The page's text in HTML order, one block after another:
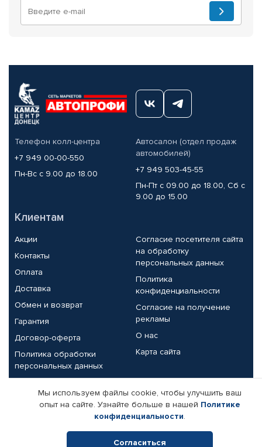
Телефон колл-центра
+7 949 00-00-550
Пн-Вс с 9.00 до 18.00
Автосалон (отдел продаж
автомобилей)
+7 949 503-45-55
Пн-Пт с 09.00 до 18.00, Сб с
9.00 до 15.00
Клиентам
Акции
Контакты
Оплата
Доставка
Обмен и возврат
Гарантия
Договор-оферта
Политика обработки
персональных данных
Согласие посетителя сайта
на обработку
персональных данных
Политика
конфиденциальности
Согласие на получение
рекламы
О нас
Карта сайта
Партнерам
Корпоративным клиентам
Поставщикам
Реквизиты компании
Мы используем файлы cookie, чтобы улучшить ваш
опыт на сайте. Узнайте больше в нашей Политике
конфиденциальности.
Согласиться